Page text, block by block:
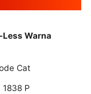
Warna
Cat
1838 P